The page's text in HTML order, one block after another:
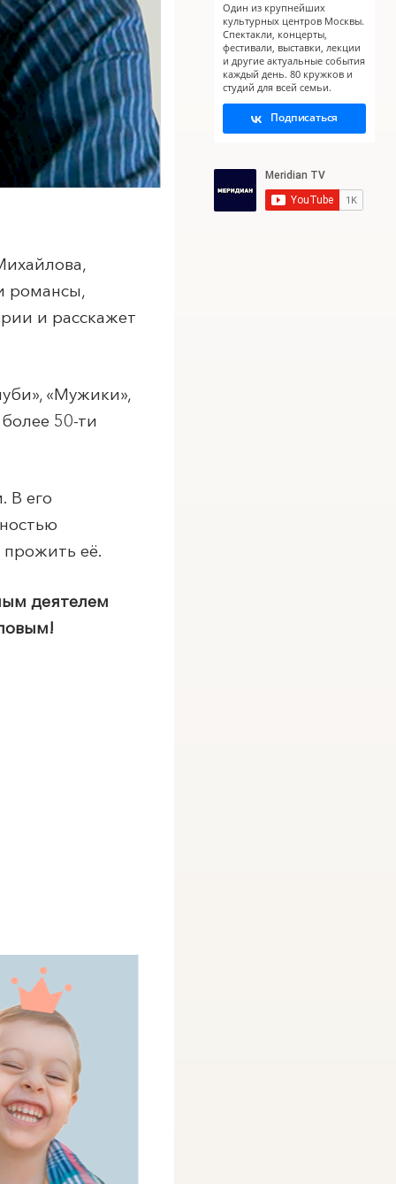
X
романсы,
и расскажет
«Мужики»,
50-ти
В его
её.
деятелем
Один из крупнейших
культурных центров Москвы.
Спектакли, концерты,
фестивали, выставки, лекции
и другие актуальные события
каждый день. 80 кружков и
студий для всей семьи.
Подписаться